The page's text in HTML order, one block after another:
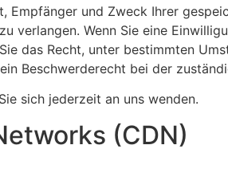
und Zweck Ihrer
verlangen. Wenn Sie eine
das Recht, unter bestimmten
Beschwerderecht bei der
sich jederzeit an uns wenden.
(CDN)